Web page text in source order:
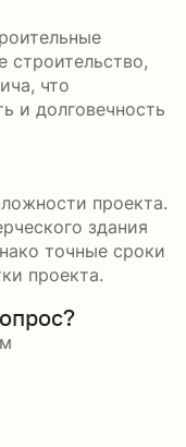
строительство,
что
и долговечность
проекта.
здания
точные сроки
проекта.